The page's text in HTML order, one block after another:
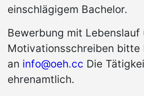
einschlägigem Bachelor.
Bewerbung mit Lebenslauf
Motivationsschreiben bitte
an info@oeh.cc Die
ehrenamtlich.